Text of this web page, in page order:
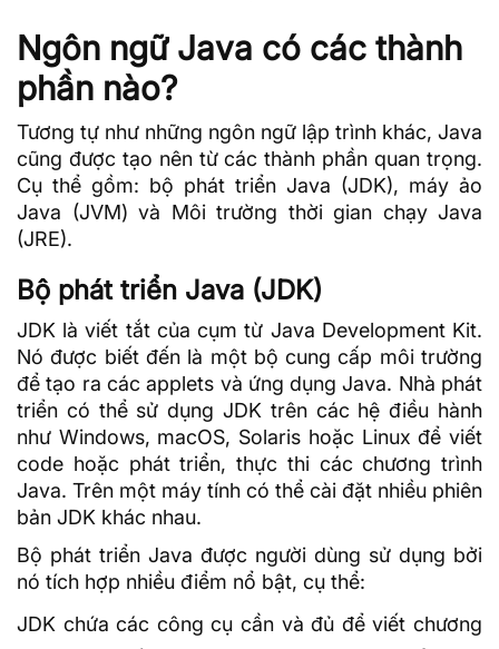
Ngôn ngữ Java có các thành
phần nào?
Tương tự như những ngôn ngữ lập trình khác, Java
cũng được tạo nên từ các thành phần quan trọng.
Cụ thể gồm: bộ phát triển Java (JDK), máy ảo
Java (JVM) và Môi trường thời gian chạy Java
(JRE).
Bộ phát triển Java (JDK)
JDK là viết tắt của cụm từ Java Development Kit.
Nó được biết đến là một bộ cung cấp môi trường
để tạo ra các applets và ứng dụng Java. Nhà phát
triển có thể sử dụng JDK trên các hệ điều hành
như Windows, macOS, Solaris hoặc Linux để viết
code hoặc phát triển, thực thi các chương trình
Java. Trên một máy tính có thể cài đặt nhiều phiên
bản JDK khác nhau.
Bộ phát triển Java được người dùng sử dụng bởi
nó tích hợp nhiều điểm nổ bật, cụ thể:
JDK chứa các công cụ cần và đủ để viết chương